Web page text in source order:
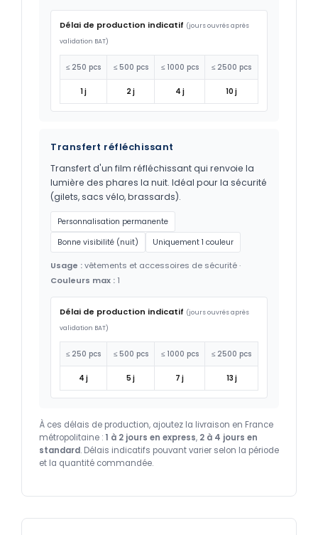
Délai de production indicatif (jours ouvrés après
validation BAT)
≤ 250 pcs ≤ 500 pcs ≤ 1000 pcs ≤ 2500 pcs
1 j 2 j 4 j 10 j
Transfert réfléchissant
Transfert d'un film réfléchissant qui renvoie la
lumière des phares la nuit. Idéal pour la sécurité
(gilets, sacs vélo, brassards).
Personnalisation permanente
Bonne visibilité (nuit)
Uniquement 1 couleur
Usage :vêtements et accessoires de sécurité ·
Couleurs max : 1
Délai de production indicatif (jours ouvrés après
validation BAT)
≤ 250 pcs ≤ 500 pcs ≤ 1000 pcs ≤ 2500 pcs
4 j 5 j 7 j 13 j
À ces délais de production, ajoutez la livraison en France
métropolitaine : 1 à 2 jours en express, 2 à 4 jours en
standard. Délais indicatifs pouvant varier selon la période
et la quantité commandée.